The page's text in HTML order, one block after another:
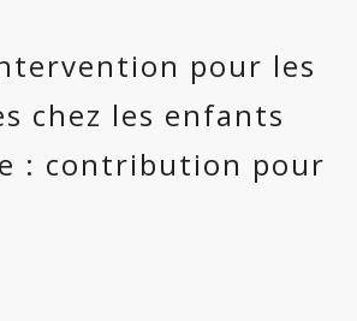
pour les
chez les enfants
: contribution pour